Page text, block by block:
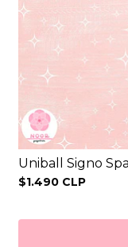
Uniball Signo
$1.490 CLP